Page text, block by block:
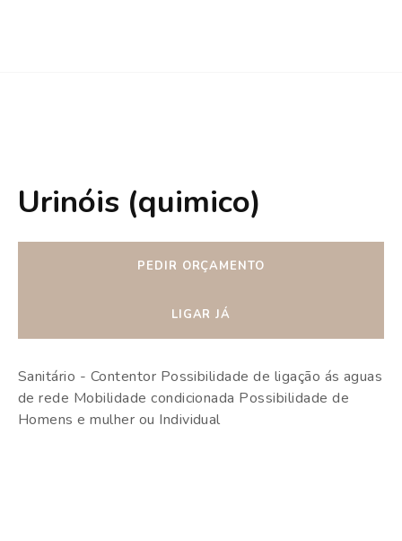
Urinóis (quimico)
PEDIR ORÇAMENTO
LIGAR JÁ
Sanitário - Contentor Possibilidade de ligação ás aguas
de rede Mobilidade condicionada Possibilidade de
Homens e mulher ou Individual